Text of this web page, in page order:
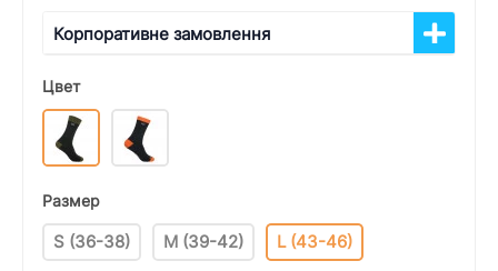
Корпоративне замовлення
Цвет
Размер
S (36-38) M (39-42) L (43-46)